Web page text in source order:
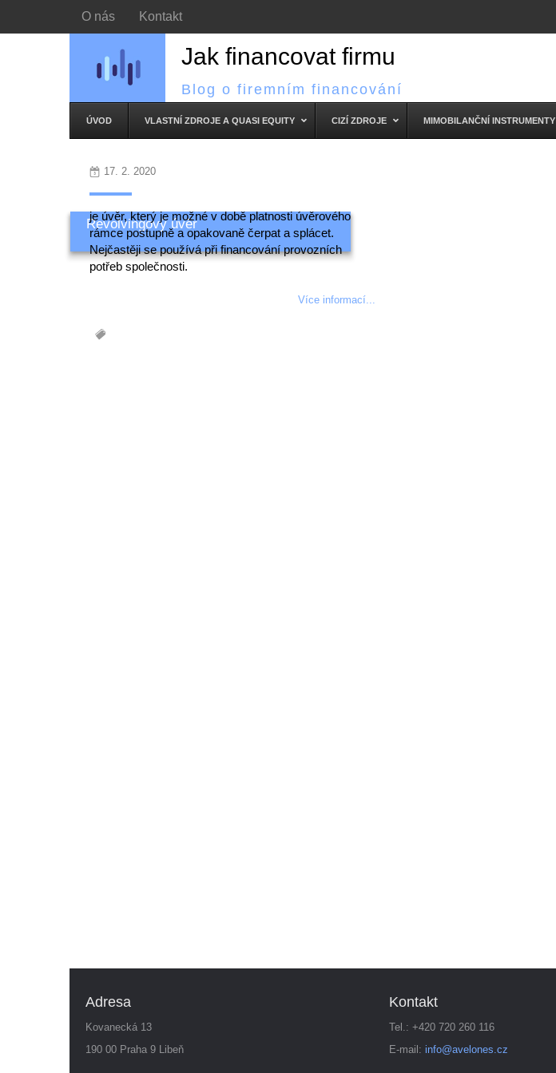
O nás Kontakt
Jak financovat firmu
Blog o firemním financování
ÚVOD VLASTNÍ ZDROJE A QUASI EQUITY CIZÍ ZDROJE MIMOBILANČNÍ INSTRUMENTY
Revolvingový úvěr
17. 2. 2020
je úvěr, který je možné v době platnosti úvěrového
rámce postupně a opakovaně čerpat a splácet.
Nejčastěji se používá při financování provozních
potřeb společnosti.
Více informací...
Adresa
Kovanecká 13
190 00 Praha 9 Libeň
Kontakt
Tel.: +420 720 260 116
E-mail: info@avelones.cz